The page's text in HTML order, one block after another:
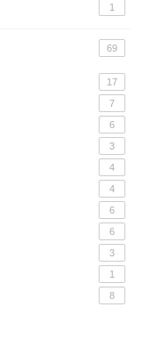
1
69
17
7
6
3
4
4
6
6
3
1
8